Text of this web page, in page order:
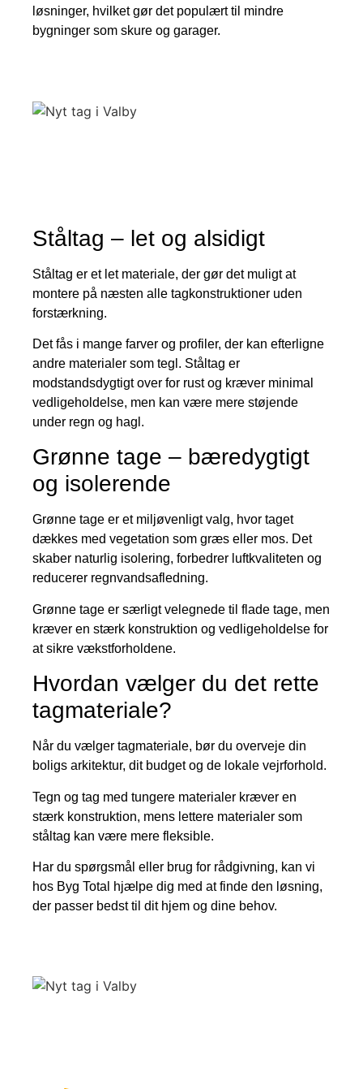
løsninger, hvilket gør det populært til mindre
bygninger som skure og garager.
Ståltag – let og alsidigt
Ståltag er et let materiale, der gør det muligt at
montere på næsten alle tagkonstruktioner uden
forstærkning.
Det fås i mange farver og profiler, der kan efterligne
andre materialer som tegl. Ståltag er
modstandsdygtigt over for rust og kræver minimal
vedligeholdelse, men kan være mere støjende
under regn og hagl.
Grønne tage – bæredygtigt
og isolerende
Grønne tage er et miljøvenligt valg, hvor taget
dækkes med vegetation som græs eller mos. Det
skaber naturlig isolering, forbedrer luftkvaliteten og
reducerer regnvandsafledning.
Grønne tage er særligt velegnede til flade tage, men
kræver en stærk konstruktion og vedligeholdelse for
at sikre vækstforholdene.
Hvordan vælger du det rette
tagmateriale?
Når du vælger tagmateriale, bør du overveje din
boligs arkitektur, dit budget og de lokale vejrforhold.
Tegn og tag med tungere materialer kræver en
stærk konstruktion, mens lettere materialer som
ståltag kan være mere fleksible.
Har du spørgsmål eller brug for rådgivning, kan vi
hos Byg Total hjælpe dig med at finde den løsning,
der passer bedst til dit hjem og dine behov.